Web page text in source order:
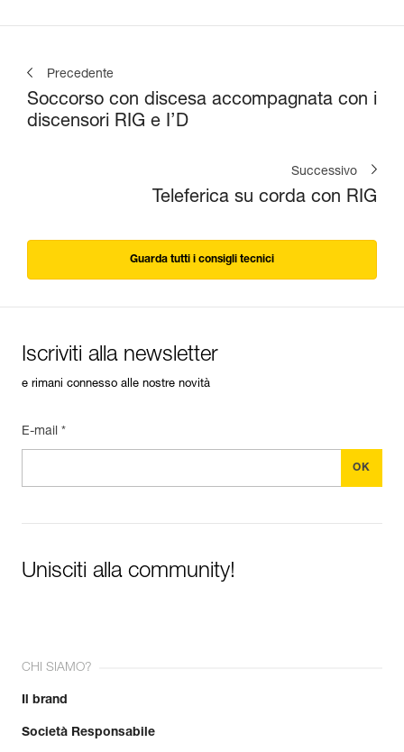
Precedente
Soccorso con discesa accompagnata con i
discensori RIG e I’D
Successivo
Teleferica su corda con RIG
Guarda tutti i consigli tecnici
Iscriviti alla newsletter
e rimani connesso alle nostre novità
E-mail *
Unisciti alla community!
CHI SIAMO?
Il brand
Società Responsabile